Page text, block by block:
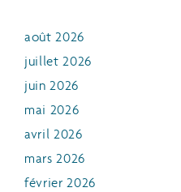
août 2026
juillet 2026
juin 2026
mai 2026
avril 2026
mars 2026
février 2026